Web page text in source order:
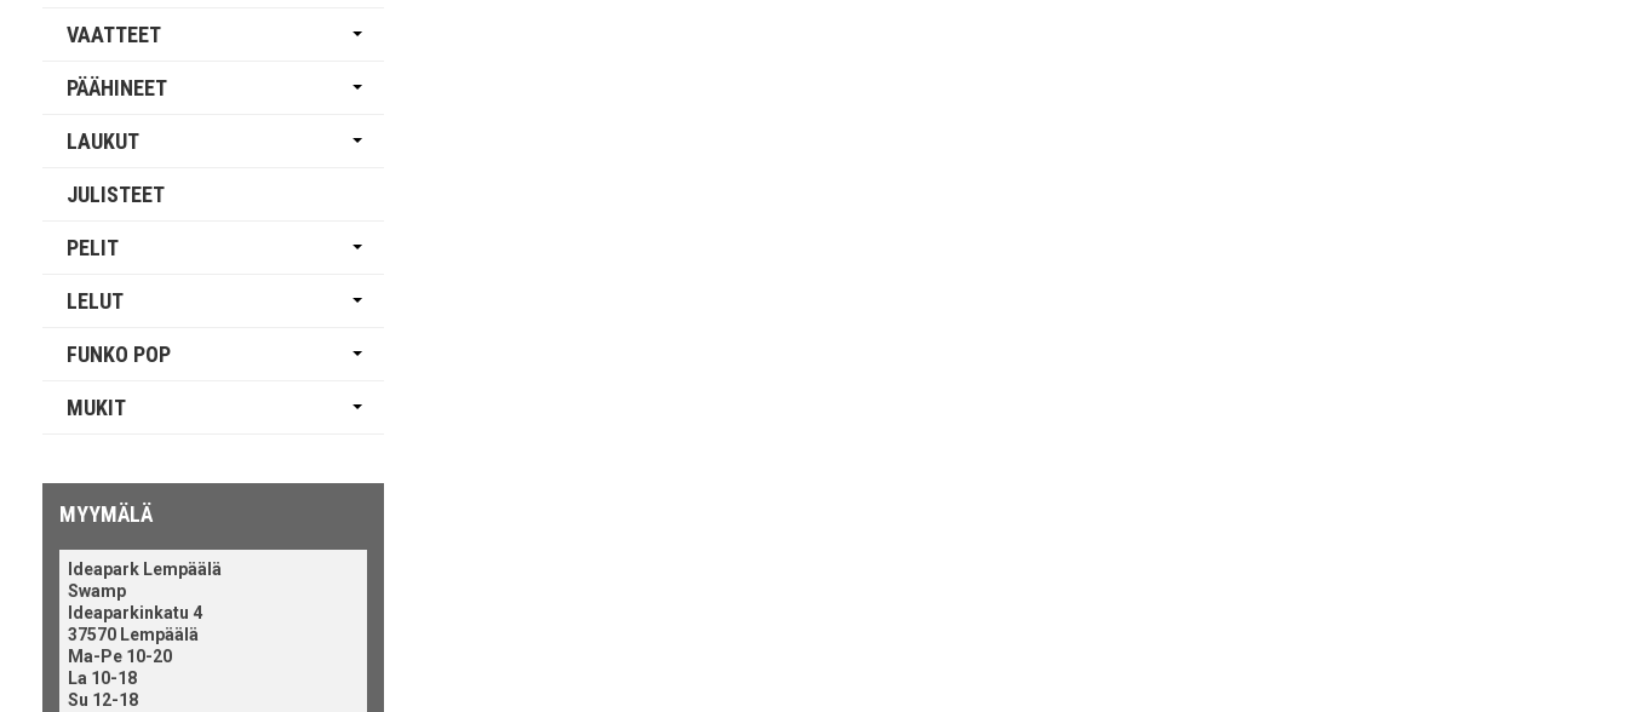
VAATTEET
PÄÄHINEET
LAUKUT
JULISTEET
PELIT
LELUT
FUNKO POP
MUKIT
MYYMÄLÄ
Ideapark Lempäälä
Swamp
Ideaparkinkatu 4
37570 Lempäälä
Ma-Pe 10-20
La 10-18
Su 12-18